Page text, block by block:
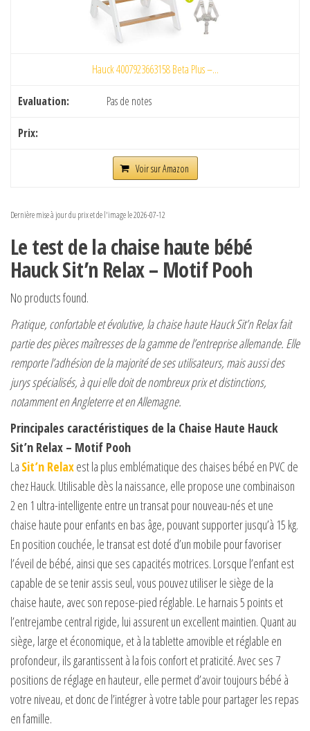
Hauck 4007923663158 Beta Plus –...
Pas de notes
Voir sur Amazon
Dernière mise à jour du prix et de l'image le 2026-07-12
Le test de la chaise haute bébé
Hauck Sit’n Relax – Motif Pooh
No products found.
Pratique, confortable et évolutive, la chaise haute Hauck Sit’n Relax fait
partie des pièces maîtresses de la gamme de l’entreprise allemande. Elle
remporte l’adhésion de la majorité de ses utilisateurs, mais aussi des
jurys spécialisés, à qui elle doit de nombreux prix et distinctions,
notamment en Angleterre et en Allemagne.
Principales caractéristiques de la Chaise Haute Hauck
Sit’n Relax – Motif Pooh
La Sit’n Relaxest la plus emblématique des chaises bébé en PVC de
chez Hauck. Utilisable dès la naissance, elle propose une combinaison
2 en 1 ultra-intelligente entre un transat pour nouveau-nés et une
chaise haute pour enfants en bas âge, pouvant supporter jusqu’à 15 kg.
En position couchée, le transat est doté d’un mobile pour favoriser
l’éveil de bébé, ainsi que ses capacités motrices. Lorsque l’enfant est
capable de se tenir assis seul, vous pouvez utiliser le siège de la
chaise haute, avec son repose-pied réglable. Le harnais 5 points et
l’entrejambe central rigide, lui assurent un excellent maintien. Quant au
siège, large et économique, et à la tablette amovible et réglable en
profondeur, ils garantissent à la fois confort et praticité. Avec ses 7
positions de réglage en hauteur, elle permet d’avoir toujours bébé à
votre niveau, et donc de l’intégrer à votre table pour partager les repas
en famille.